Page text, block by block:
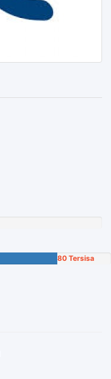
80 Tersisa